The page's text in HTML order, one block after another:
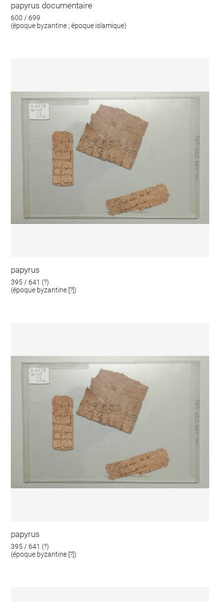
papyrus documentaire
600 / 699
(époque byzantine ; époque islamique)
papyrus
395 / 641 (?)
(époque byzantine [?])
papyrus
395 / 641 (?)
(époque byzantine [?])